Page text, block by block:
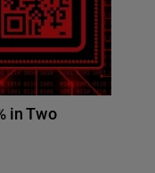
in Two